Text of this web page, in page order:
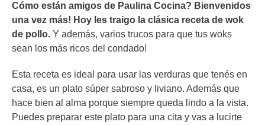
Cómo están amigos de Paulina Cocina? Bienvenidos
una vez más! Hoy les traigo la clásica receta de wok
de pollo. Y además, varios trucos para que tus woks
sean los más ricos del condado!
Esta receta es ideal para usar las verduras que tenés en
casa, es un plato súper sabroso y liviano. Además que
hace bien al alma porque siempre queda lindo a la vista.
Puedes preparar este plato para una cita y vas a lucirte